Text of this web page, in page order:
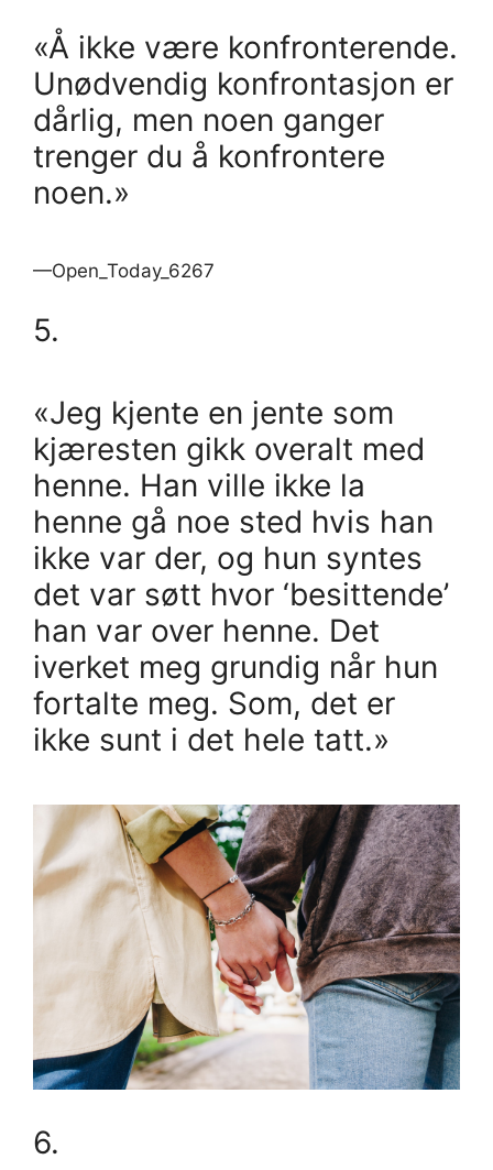
«Å ikke være konfronterende.
Unødvendig konfrontasjon er
dårlig, men noen ganger
trenger du å konfrontere
noen.»
—Open_Today_6267
5.
«Jeg kjente en jente som
kjæresten gikk overalt med
henne. Han ville ikke la
henne gå noe sted hvis han
ikke var der, og hun syntes
det var søtt hvor ‘besittende’
han var over henne. Det
iverket meg grundig når hun
fortalte meg. Som, det er
ikke sunt i det hele tatt.»
6.